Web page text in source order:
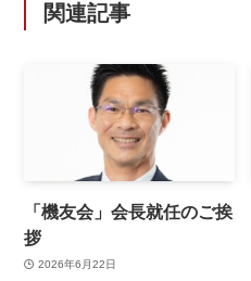
関連記事
「機友会」会長就任のご挨
拶
2026年6月22日